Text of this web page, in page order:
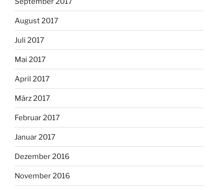
August 2017
Juli 2017
Mai 2017
April 2017
März 2017
Februar 2017
Januar 2017
Dezember 2016
November 2016